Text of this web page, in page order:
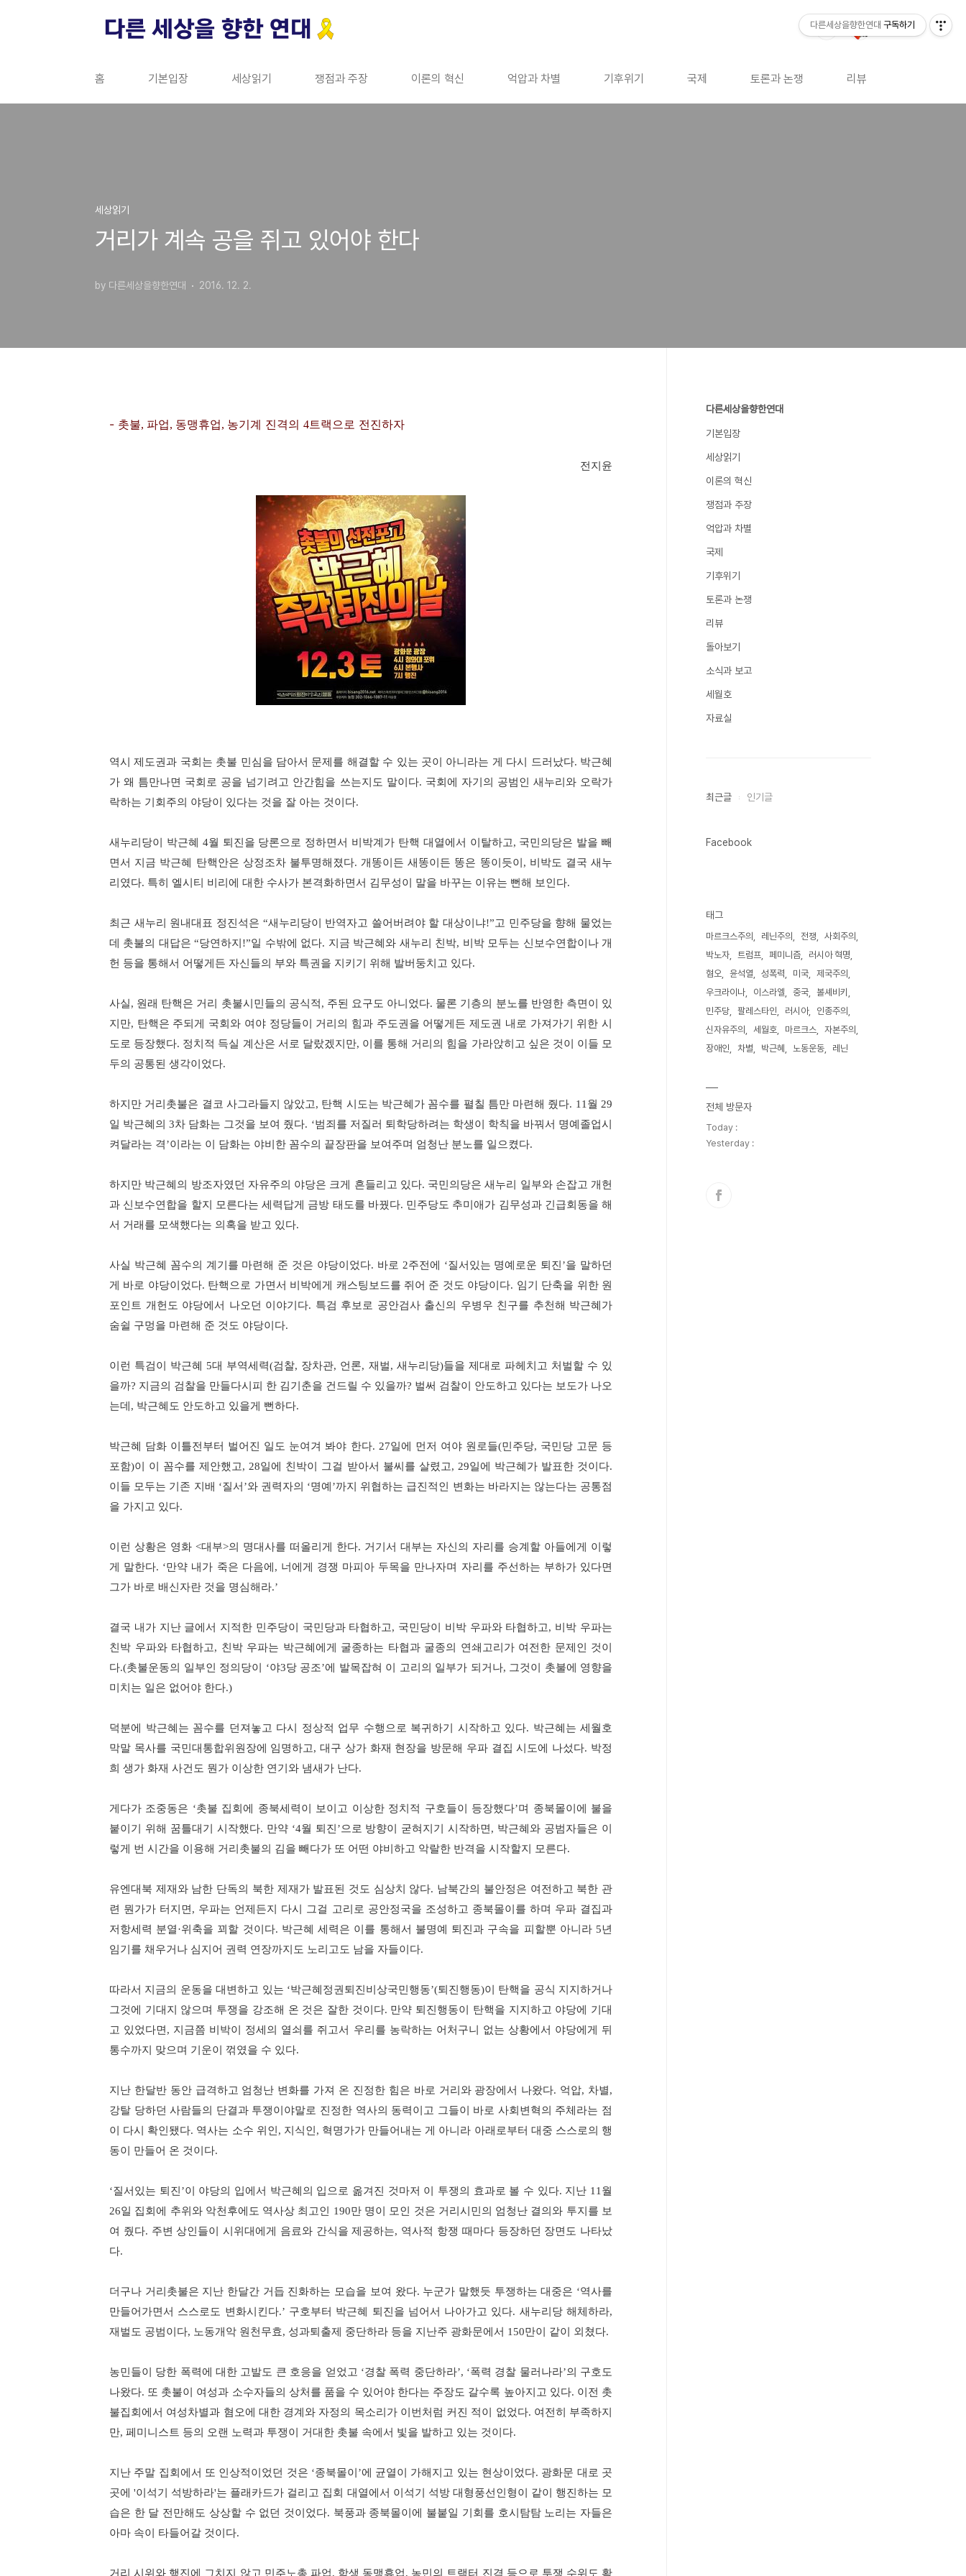
홈 기본입장 세상읽기 쟁점과 주장 이론의 혁신 억압과 차별 기후위기 국제 토론과 논쟁 리뷰
세상읽기
거리가 계속 공을 쥐고 있어야 한다
by 다른세상을향한연대 2016. 12. 2.
- 촛불, 파업, 동맹휴업, 농기계 진격의 4트랙으로 전진하자
전지윤
역시 제도권과 국회는 촛불 민심을 담아서 문제를 해결할 수 있는 곳이 아니라는 게 다시 드러났다. 박근혜
가 왜 틈만나면 국회로 공을 넘기려고 안간힘을 쓰는지도 말이다. 국회에 자기의 공범인 새누리와 오락가
락하는 기회주의 야당이 있다는 것을 잘 아는 것이다.
새누리당이 박근혜 4월 퇴진을 당론으로 정하면서 비박계가 탄핵 대열에서 이탈하고, 국민의당은 발을 빼
면서 지금 박근혜 탄핵안은 상정조차 불투명해졌다. 개똥이든 새똥이든 똥은 똥이듯이, 비박도 결국 새누
리였다. 특히 엘시티 비리에 대한 수사가 본격화하면서 김무성이 말을 바꾸는 이유는 뻔해 보인다.
최근 새누리 원내대표 정진석은 “새누리당이 반역자고 쓸어버려야 할 대상이냐!”고 민주당을 향해 물었는
데 촛불의 대답은“당연하지!”일 수밖에 없다. 지금 박근혜와 새누리 친박, 비박 모두는 신보수연합이나 개
헌 등을 통해서 어떻게든 자신들의 부와 특권을 지키기 위해 발버둥치고 있다.
사실, 원래 탄핵은 거리 촛불시민들의 공식적, 주된 요구도 아니었다. 물론 기층의 분노를 반영한 측면이 있
지만, 탄핵은 주되게 국회와 여야 정당들이 거리의 힘과 주도권을 어떻게든 제도권 내로 가져가기 위한 시
도로 등장했다. 정치적 득실 계산은 서로 달랐겠지만, 이를 통해 거리의 힘을 가라앉히고 싶은 것이 이들 모
두의 공통된 생각이었다.
하지만 거리촛불은 결코 사그라들지 않았고, 탄핵 시도는 박근혜가 꼼수를 펼칠 틈만 마련해 줬다. 11 월29
일 박근혜의3차 담화는 그것을 보여 줬다. ‘범죄를 저질러 퇴학당하려는 학생이 학칙을 바꿔서 명예졸업시
켜달라는 격’이라는 이 담화는 야비한 꼼수의 끝장판을 보여주며 엄청난 분노를 일으켰다.
하지만 박근혜의 방조자였던 자유주의 야당은 크게 흔들리고 있다. 국민의당은 새누리 일부와 손잡고 개헌
과 신보수연합을 할지 모른다는 세력답게 금방 태도를 바꿨다. 민주당도 추미애가 김무성과 긴급회동을 해
서 거래를 모색했다는 의혹을 받고 있다.
사실 박근혜 꼼수의 계기를 마련해 준 것은 야당이었다. 바로 2주전에 ‘질서있는 명예로운 퇴진’을 말하던
게 바로 야당이었다. 탄핵으로 가면서 비박에게 캐스팅보드를 쥐어 준 것도 야당이다. 임기 단축을 위한 원
포인트 개헌도 야당에서 나오던 이야기다. 특검 후보로 공안검사 출신의 우병우 친구를 추천해 박근혜가
숨쉴 구멍을 마련해 준 것도 야당이다.
이런 특검이 박근혜 5대 부역세력(검찰, 장차관, 언론, 재벌, 새누리당)들을 제대로 파헤치고 처벌할 수 있
을까? 지금의 검찰을 만들다시피 한 김기춘을 건드릴 수 있을까? 벌써 검찰이 안도하고 있다는 보도가 나오
는데, 박근혜도 안도하고 있을게 뻔하다.
박근혜 담화 이틀전부터 벌어진 일도 눈여겨 봐야 한다. 27일에 먼저 여야 원로들(민주당, 국민당 고문 등
포함)이 이 꼼수를 제안했고, 28일에 친박이 그걸 받아서 불씨를 살렸고, 29일에 박근혜가 발표한 것이다.
이들 모두는 기존 지배 ‘질서’와 권력자의 ‘명예’까지 위협하는 급진적인 변화는 바라지는 않는다는 공통점
을 가지고 있다.
이런 상황은 영화 <대부>의 명대사를 떠올리게 한다. 거기서 대부는 자신의 자리를 승계할 아들에게 이렇
게 말한다. ‘만약 내가 죽은 다음에, 너에게 경쟁 마피아 두목을 만나자며 자리를 주선하는 부하가 있다면
그가 바로 배신자란 것을 명심해라.’
결국 내가 지난 글에서 지적한 민주당이 국민당과 타협하고, 국민당이 비박 우파와 타협하고, 비박 우파는
친박 우파와 타협하고, 친박 우파는 박근혜에게 굴종하는 타협과 굴종의 연쇄고리가 여전한 문제인 것이
다.(촛불운동의 일부인 정의당이 ‘야3당 공조’에 발목잡혀 이 고리의 일부가 되거나, 그것이 촛불에 영향을
미치는 일은 없어야 한다.)
덕분에 박근혜는 꼼수를 던져놓고 다시 정상적 업무 수행으로 복귀하기 시작하고 있다. 박근혜는 세월호
막말 목사를 국민대통합위원장에 임명하고,대구 상가 화재 현장을 방문해 우파 결집 시도에 나섰다. 박정
희 생가 화재 사건도 뭔가 이상한 연기와 냄새가 난다.
게다가 조중동은 ‘촛불 집회에 종북세력이 보이고 이상한 정치적 구호들이 등장했다’며 종북몰이에 불을
붙이기 위해 꿈틀대기 시작했다. 만약 ‘4월 퇴진’으로 방향이 굳혀지기 시작하면, 박근혜와 공범자들은 이
렇게 번 시간을 이용해 거리촛불의 김을 빼다가 또 어떤 야비하고 악랄한 반격을 시작할지 모른다.
유엔대북 제재와 남한 단독의 북한 제재가 발표된 것도 심상치 않다. 남북간의 불안정은 여전하고 북한 관
련 뭔가가 터지면, 우파는 언제든지 다시 그걸 고리로 공안정국을 조성하고 종북몰이를 하며 우파 결집과
저항세력 분열·위축을 꾀할 것이다. 박근혜 세력은 이를 통해서 불명예 퇴진과 구속을 피할뿐 아니라 5년
임기를 채우거나 심지어 권력 연장까지도 노리고도 남을 자들이다.
따라서 지금의 운동을 대변하고 있는 ‘박근혜정권퇴진비상국민행동’(퇴진행동)이 탄핵을 공식 지지하거나
그것에 기대지 않으며 투쟁을 강조해 온 것은 잘한 것이다. 만약 퇴진행동이 탄핵을 지지하고 야당에 기대
고 있었다면, 지금쯤 비박이 정세의 열쇠를 쥐고서 우리를 농락하는 어처구니 없는 상황에서 야당에게 뒤
통수까지 맞으며 기운이 꺾였을 수 있다.
지난 한달반 동안 급격하고 엄청난 변화를 가져 온 진정한 힘은 바로 거리와 광장에서 나왔다. 억압, 차별,
강탈 당하던 사람들의 단결과 투쟁이야말로 진정한 역사의 동력이고 그들이 바로 사회변혁의 주체라는 점
이 다시 확인됐다. 역사는 소수 위인, 지식인, 혁명가가 만들어내는 게 아니라 아래로부터 대중 스스로의 행
동이 만들어 온 것이다.
‘질서있는 퇴진’이 야당의 입에서 박근혜의 입으로 옮겨진 것마저 이 투쟁의 효과로 볼 수 있다. 지난 11 월
26일 집회에 추위와 악천후에도 역사상 최고인 190만 명이 모인 것은 거리시민의 엄청난 결의와 투지를 보
여 줬다. 주변 상인들이 시위대에게 음료와 간식을 제공하는, 역사적 항쟁 때마다 등장하던 장면도 나타났
다.
더구나 거리촛불은 지난 한달간 거듭 진화하는 모습을 보여 왔다. 누군가 말했듯 투쟁하는 대중은 ‘역사를
만들어가면서 스스로도 변화시킨다.’ 구호부터 박근혜 퇴진을 넘어서 나아가고 있다. 새누리당 해체하라,
재벌도 공범이다, 노동개악 원천무효, 성과퇴출제 중단하라 등을 지난주 광화문에서 150만이 같이 외쳤다.
농민들이 당한 폭력에 대한 고발도 큰 호응을 얻었고 ‘경찰 폭력 중단하라’, ‘폭력 경찰 물러나라’의 구호도
나왔다. 또 촛불이 여성과 소수자들의 상처를 품을 수 있어야 한다는 주장도 갈수록 높아지고 있다. 이전 촛
불집회에서 여성차별과 혐오에 대한 경계와 자정의 목소리가 이번처럼 커진 적이 없었다. 여전히 부족하지
만, 페미니스트 등의 오랜 노력과 투쟁이 거대한 촛불 속에서 빛을 발하고 있는 것이다.
지난 주말 집회에서 또 인상적이었던 것은 ‘종북몰이’에 균열이 가해지고 있는 현상이었다. 광화문 대로 곳
곳에'이석기 석방하라'는 플래카드가 걸리고 집회 대열에서 이석기 석방 대형풍선인형이 같이 행진하는 모
습은 한 달 전만해도 상상할 수 없던 것이었다. 북풍과 종북몰이에 불붙일 기회를 호시탐탐 노리는 자들은
아마 속이 타들어갈 것이다.
거리 시위와 행진에 그치지 않고 민주노총 파업, 학생 동맹휴업, 농민의 트랙터 진격 등으로 투쟁 수위도 확
다른세상을향한연대
기본입장
세상읽기
이론의 혁신
쟁점과 주장
억압과 차별
국제
기후위기
토론과 논쟁
리뷰
돌아보기
소식과 보고
세월호
자료실
최근글 인기글
Facebook
태그
마르크스주의 레닌주의 전쟁
사회주의
박노자
트럼프 페미니즘
러시아 혁명
혐오
윤석열 성폭력 미국
제국주의
우크라이나
이스라엘 중국
볼셰비키
민주당
팔레스타인 러시아
인종주의
신자유주의
세월호 마르크스
자본주의
장애인
차별 박근혜 노동운동 레닌
전체 방문자
Today :
Yesterday :
다른세상을향한연대 구독하기